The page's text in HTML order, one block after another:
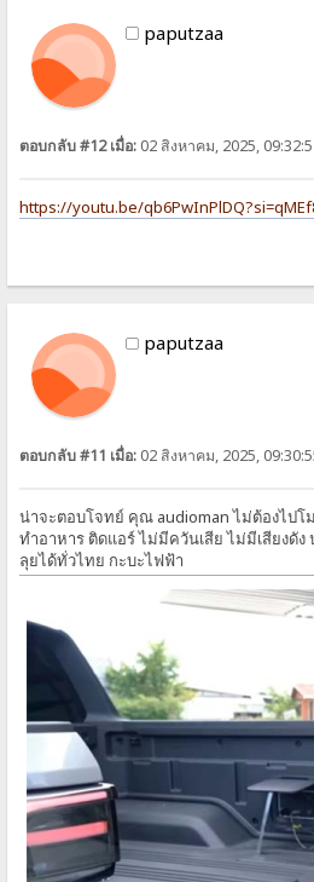
paputzaa
ตอบกลับ #12 เมื่อ: 02 สิงหาคม, 2025,
https://youtu.be/
paputzaa
ตอบกลับ #11 เมื่อ: 02 สิงหาคม, 2025,
น่าจะตอบโจทย์ คุณ audioman ไม่ต้องไปโ
ทำอาหาร ติดแอร์ ไม่มีควันเสีย ไม่มีเสียงดั
ลุยได้ทั่วไทย กะบะไฟฟ้า